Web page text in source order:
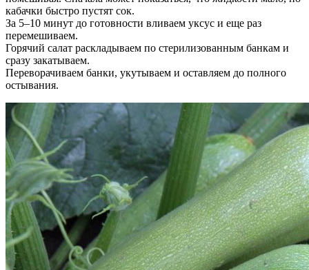
кабачки быстро пустят сок.
За 5–10 минут до готовности вливаем уксус и еще раз
перемешиваем.
Горячий салат раскладываем по стерилизованным банкам и
сразу закатываем.
Переворачиваем банки, укутываем и оставляем до полного
остывания.